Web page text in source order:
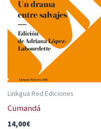
Linkgua Red Ediciones
Cumandá
14,00€